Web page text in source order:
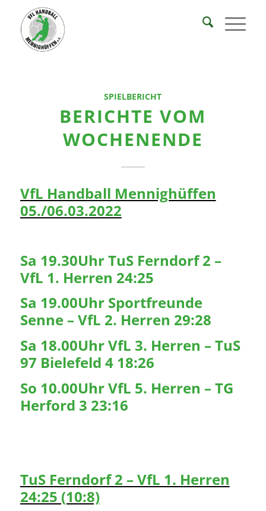
SPIELBERICHT
BERICHTE VOM
WOCHENENDE
VfL Handball Mennighüffen
05./06.03.2022
Sa 19.30Uhr TuS Ferndorf 2 –
VfL 1. Herren 24:25
Sa 19.00Uhr Sportfreunde
Senne – VfL 2. Herren 29:28
Sa 18.00Uhr VfL 3. Herren – TuS
97 Bielefeld 4 18:26
So 10.00Uhr VfL 5. Herren – TG
Herford 3 23:16
TuS Ferndorf 2 – VfL 1. Herren
24:25 (10:8)